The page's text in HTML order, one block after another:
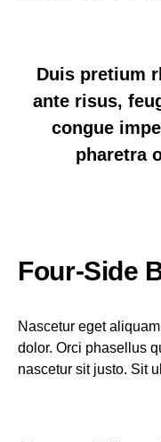
Duis pretium
ante risus,
congue
pharetra
Four-Side
Nascetur eget
dolor. Orci phasellus
nascetur sit justo. Sit